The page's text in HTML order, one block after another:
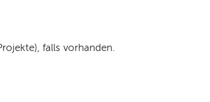
falls vorhanden.